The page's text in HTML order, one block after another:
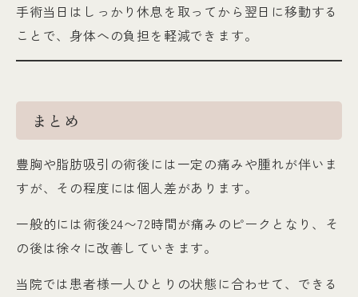
手術当日はしっかり休息を取ってから翌日に移動する
ことで、身体への負担を軽減できます。
まとめ
豊胸や脂肪吸引の術後には一定の痛みや腫れが伴いま
すが、その程度には個人差があります。
一般的には術後24〜72時間が痛みのピークとなり、そ
の後は徐々に改善していきます。
当院では患者様一人ひとりの状態に合わせて、できる